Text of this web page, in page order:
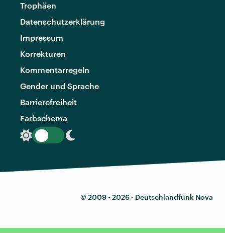
Trophäen
Datenschutzerklärung
Impressum
Korrekturen
Kommentarregeln
Gender und Sprache
Barrierefreiheit
Farbschema
© 2009 - 2026 · Deutschlandfunk Nova